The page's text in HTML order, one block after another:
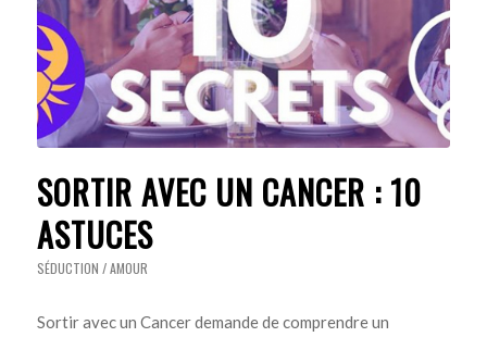
SORTIR AVEC UN CANCER : 10
ASTUCES
SÉDUCTION / AMOUR
Sortir avec un Cancer demande de comprendre un